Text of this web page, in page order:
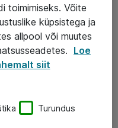
toimimiseks. Võite
küpsistega ja
allpool või muutes
Loe
siit
Turundus